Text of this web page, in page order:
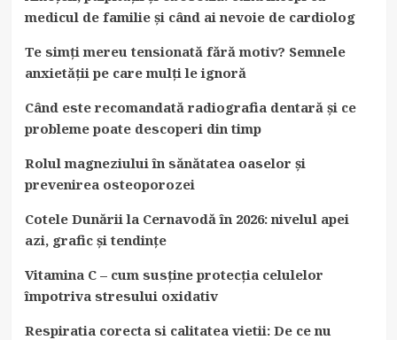
medicul de familie și când ai nevoie de cardiolog
Te simți mereu tensionată fără motiv? Semnele
anxietății pe care mulți le ignoră
Când este recomandată radiografia dentară și ce
probleme poate descoperi din timp
Rolul magneziului în sănătatea oaselor și
prevenirea osteoporozei
Cotele Dunării la Cernavodă în 2026: nivelul apei
azi, grafic și tendințe
Vitamina C – cum susține protecția celulelor
împotriva stresului oxidativ
Respiratia corecta si calitatea vietii: De ce nu